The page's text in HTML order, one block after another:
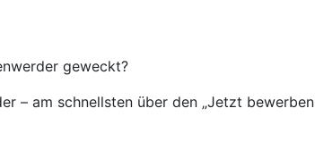
geweckt?
– am schnellsten über den „Jetzt